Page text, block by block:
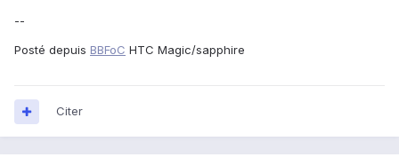
--
Posté depuis BBFoC HTC Magic/sapphire
Citer